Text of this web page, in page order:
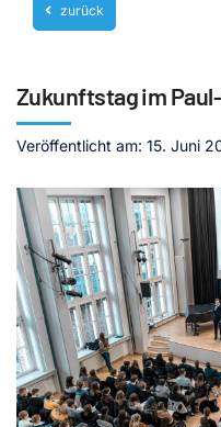
Unternehmen
Mediathek
Kontakt
zurück
Zukunftstag im
Veröffentlicht am: 15. Juni